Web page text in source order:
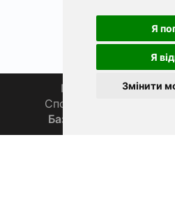
Я
Я
Змінити
Головна Про нас
Спортивна рибалка 🏆
База знань 📚